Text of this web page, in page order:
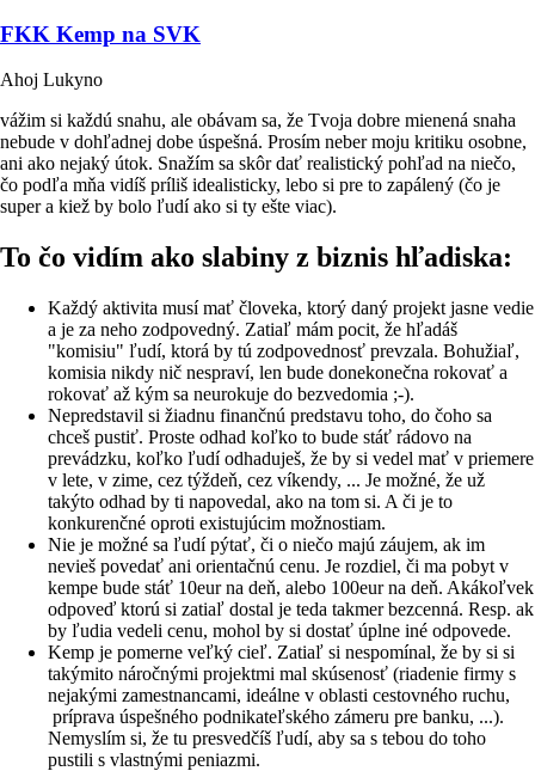
FKK Kemp na SVK
Ahoj Lukyno
vážim si každú snahu, ale obávam sa, že Tvoja dobre mienená snaha
nebude v dohľadnej dobe úspešná. Prosím neber moju kritiku osobne,
ani ako nejaký útok. Snažím sa skôr dať realistický pohľad na niečo,
čo podľa mňa vidíš príliš idealisticky, lebo si pre to zapálený (čo je
super a kiež by bolo ľudí ako si ty ešte viac).
To čo vidím ako slabiny z biznis hľadiska:
Každý aktivita musí mať človeka, ktorý daný projekt jasne vedie
a je za neho zodpovedný. Zatiaľ mám pocit, že hľadáš
"komisiu" ľudí, ktorá by tú zodpovednosť prevzala. Bohužiaľ,
komisia nikdy nič nespraví, len bude donekonečna rokovať a
rokovať až kým sa neurokuje do bezvedomia ;-).
Nepredstavil si žiadnu finančnú predstavu toho, do čoho sa
chceš pustiť. Proste odhad koľko to bude stáť rádovo na
prevádzku, koľko ľudí odhaduješ, že by si vedel mať v priemere
v lete, v zime, cez týždeň, cez víkendy, ... Je možné, že už
takýto odhad by ti napovedal, ako na tom si. A či je to
konkurenčné oproti existujúcim možnostiam.
Nie je možné sa ľudí pýtať, či o niečo majú záujem, ak im
nevieš povedať ani orientačnú cenu. Je rozdiel, či ma pobyt v
kempe bude stáť 10eur na deň, alebo 100eur na deň. Akákoľvek
odpoveď ktorú si zatiaľ dostal je teda takmer bezcenná. Resp. ak
by ľudia vedeli cenu, mohol by si dostať úplne iné odpovede.
Kemp je pomerne veľký cieľ. Zatiaľ si nespomínal, že by si si
takýmito náročnými projektmi mal skúsenosť (riadenie firmy s
nejakými zamestnancami, ideálne v oblasti cestovného ruchu,
príprava úspešného podnikateľského zámeru pre banku, ...).
Nemyslím si, že tu presvedčíš ľudí, aby sa s tebou do toho
pustili s vlastnými peniazmi.